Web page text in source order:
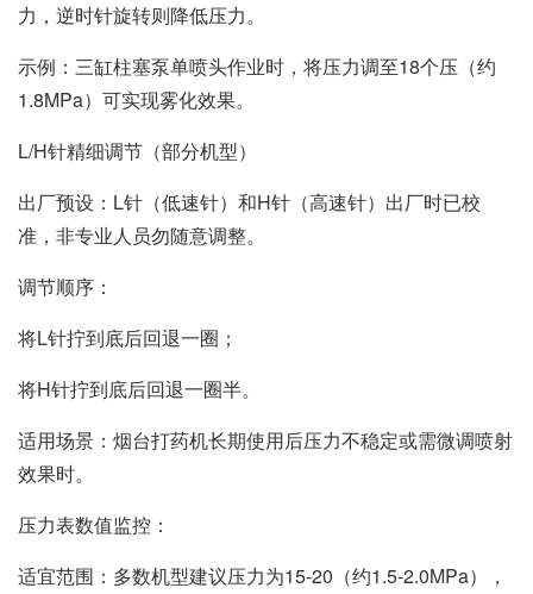
力，逆时针旋转则降低压力。
‌示例‌：三缸柱塞泵单喷头作业时，将压力调至‌18个压（约
1.8MPa）‌可实现雾化效果。
‌L/H针精细调节（部分机型）‌
‌出厂预设‌：L针（低速针）和H针（高速针）出厂时已校
准，非专业人员勿随意调整。
‌调节顺序‌：
将L针拧到底后回退‌一圈‌；
将H针拧到底后回退‌一圈半‌。
‌适用场景‌：烟台打药机长期使用后压力不稳定或需微调喷射
效果时。
‌压力表数值监控‌：
‌适宜范围‌：多数机型建议压力为‌15-20（约1.5-2.0MPa）‌，